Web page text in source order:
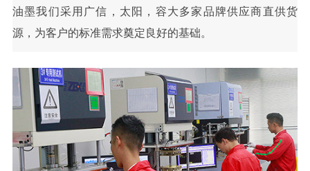
油墨我们采用广信，太阳，容大多家品牌供应商直供货
源，为客户的标准需求奠定良好的基础。